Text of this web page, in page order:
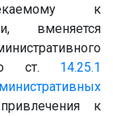
к
вменяется
ст. 14.25.1
к